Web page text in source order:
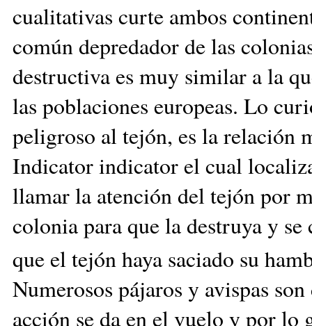
cualitativas curte ambos
común depredador de las
destructiva es muy similar a la
las poblaciones europeas. Lo
peligroso al tejón, es la relación
Indicator indicator el cual
llamar la atención del tejón por
colonia para que la destruya y
que el tejón haya saciado su
Numerosos pájaros y avispas
acción se da en el vuelo y por lo